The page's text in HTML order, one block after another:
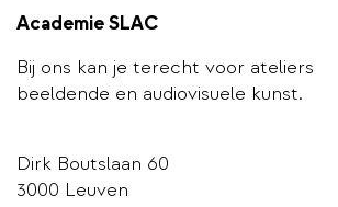
Academie SLAC
Bij ons kan je terecht voor ateliers
beeldende en audiovisuele kunst.
Dirk Boutslaan 60
3000 Leuven